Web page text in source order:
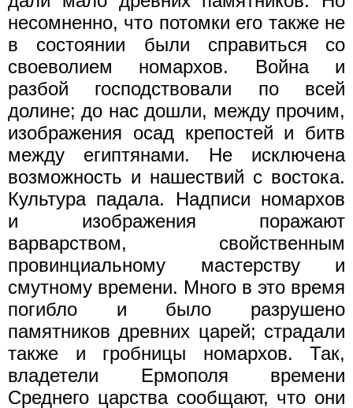
несомненно, что потомки его также не
в состоянии были справиться со
своеволием номархов. Война и
разбой господствовали по всей
долине; до нас дошли, между прочим,
изображения осад крепостей и битв
между египтянами. Не исключена
возможность и нашествий с востока.
Культура падала. Надписи номархов
и изображения поражают
варварством, свойственным
провинциальному мастерству и
смутному времени. Много в это время
погибло и было разрушено
памятников древних царей; страдали
также и гробницы номархов. Так,
владетели Ермополя времени
Среднего царства сообщают, что они